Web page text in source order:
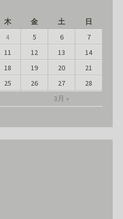
木 金 土 日
3月 »
4 5 6
7
11 12 13
14
18 19 20
21
25 26 27 28